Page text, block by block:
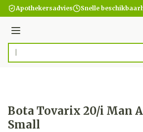
Ga naar de inhoud
Apothekersadvies Snelle
Menu
Product, merk, categorie...
Bota Tovarix 20/i Man
Small